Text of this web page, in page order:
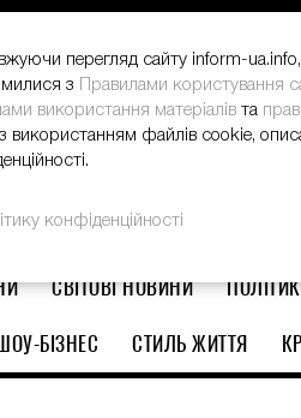
В Україні стартував ювілейний Global
СВІТОВІ НОВИНИ
БІЗНЕС СТИЛЬ ЖИТТЯ
перегляд сайту inform-
з
Правилами користування
використання матеріалів та
з використанням файлів cookie,
конфіденційності